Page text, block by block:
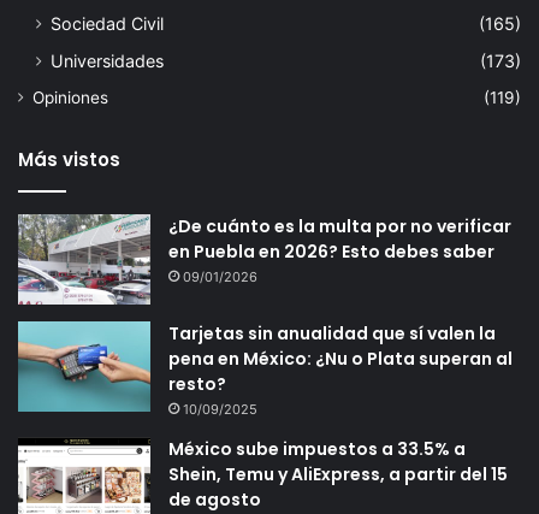
Sociedad Civil
(165)
Universidades
(173)
Opiniones (119)
Más vistos
¿De cuánto es la multa por no verificar
en Puebla en 2026? Esto debes saber
09/01/2026
Tarjetas sin anualidad que sí valen la
pena en México: ¿Nu o Plata superan al
resto?
10/09/2025
México sube impuestos a 33.5% a
Shein, Temu y AliExpress, a partir del 15
de agosto